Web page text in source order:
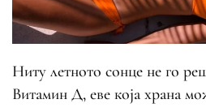
Ниту летното сонце не го
Витамин Д, еве која храна